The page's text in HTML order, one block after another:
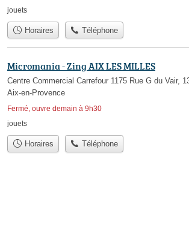
jouets
Horaires Téléphone
Micromania - Zing AIX LES MILLES
Centre Commercial Carrefour 1175 Rue G du Vair,
Aix-en-Provence
Fermé, ouvre demain à 9h30
jouets
Horaires Téléphone